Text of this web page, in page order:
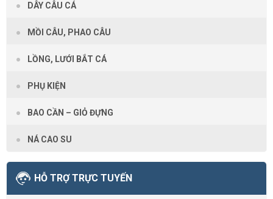
DÂY CÂU CÁ
MỒI CÂU, PHAO CÂU
LỒNG, LƯỚI BẮT CÁ
PHỤ KIỆN
BAO CẦN – GIỎ ĐỰNG
NÁ CAO SU
HỖ TRỢ TRỰC TUYẾN